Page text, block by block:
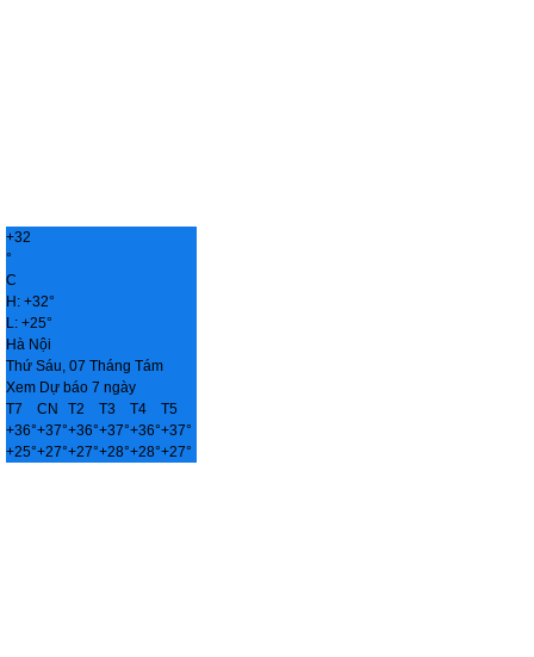
+32
°
C
H: +32°
L: +25°
Hà Nội
Thứ Sáu, 07 Tháng Tám
Xem Dự báo 7 ngày
T7
CN T2 T3 T4
T5
+36°+37°+36°+37°+36°+37°
+25°+27°+27°+28°+28°+27°